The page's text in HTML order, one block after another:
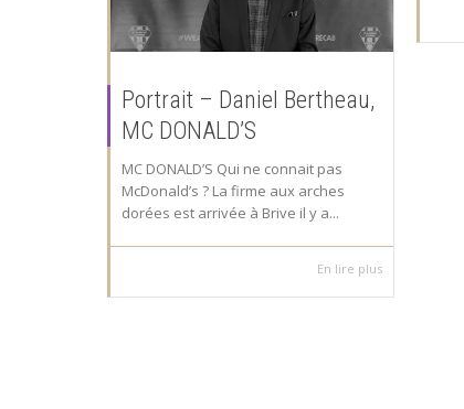
Portrait – Daniel Bertheau,
MC DONALD’S
MC DONALD’S Qui ne connait pas
McDonald’s ? La firme aux arches
dorées est arrivée à Brive il y a...
En lire plus